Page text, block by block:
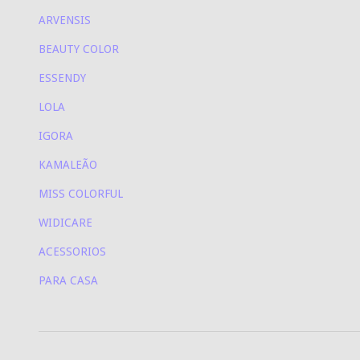
ARVENSIS
BEAUTY COLOR
ESSENDY
LOLA
IGORA
KAMALEÃO
MISS COLORFUL
WIDICARE
ACESSORIOS
PARA CASA